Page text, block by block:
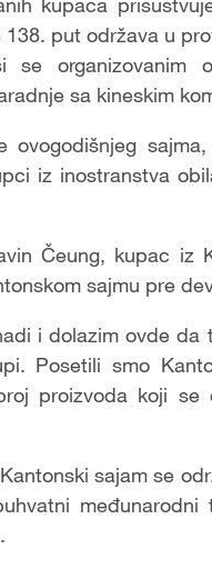
put održava u
se organizovanim
sa kineskim
ovogodišnjeg
iz inostranstva
Čeung, kupac iz
sajmu pre
i dolazim ovde
Posetili smo
proizvoda koji
sajam se